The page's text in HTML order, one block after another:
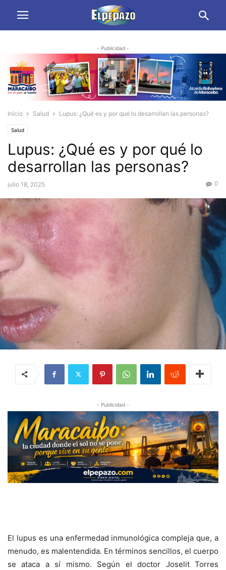
- Publicidad -
Inicio Salud Lupus: ¿Qué es y por qué lo desarrollan las personas?
Salud
Lupus: ¿Qué es y por qué lo
desarrollan las personas?
julio 18, 2025 0
- Publicidad -
El lupus es una enfermedad inmunológica compleja que, a
menudo, es malentendida. En términos sencillos, el cuerpo
se ataca a sí mismo. Según el doctor Joselit Torres